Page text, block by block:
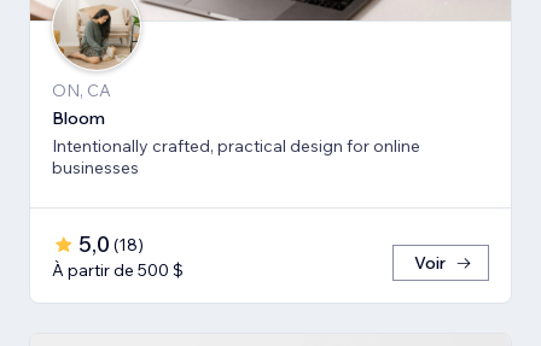
ON, CA
Bloom
Intentionally crafted, practical design for online
businesses
5,0 (18)
À partir de 500 $
Voir